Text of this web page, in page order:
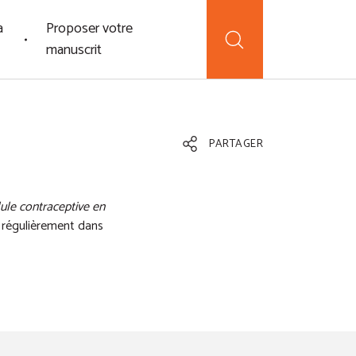
Proposer votre
manuscrit
contraceptive en
dans
PARTAGER